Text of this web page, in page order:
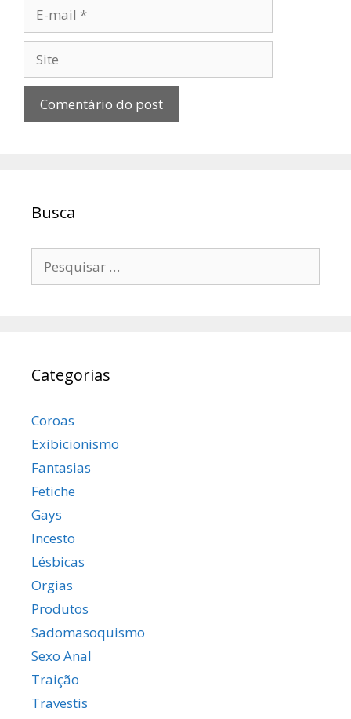
mail
Busca
por:
Categorias
Coroas
Exibicionismo
Fantasias
Fetiche
Gays
Incesto
Lésbicas
Orgias
Produtos
Sadomasoquismo
Sexo Anal
Traição
Travestis